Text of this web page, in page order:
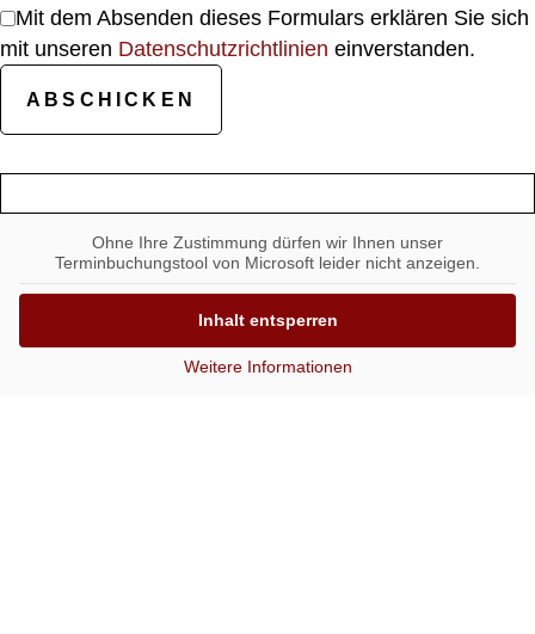
Mit dem Absenden dieses Formulars erklären Sie sich
mit unseren Datenschutzrichtlinien einverstanden.
Ohne Ihre Zustimmung dürfen wir Ihnen unser
Terminbuchungstool von Microsoft leider nicht anzeigen.
Inhalt entsperren
Weitere Informationen